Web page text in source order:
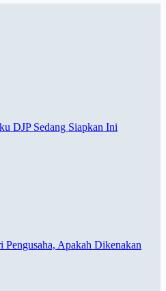
DJP Sedang Siapkan Ini
Pengusaha, Apakah Dikenakan